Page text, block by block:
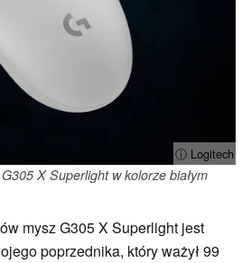
ⓘ Logitech
X Superlight w kolorze białym
mysz G305 X Superlight jest
poprzednika, który ważył 99